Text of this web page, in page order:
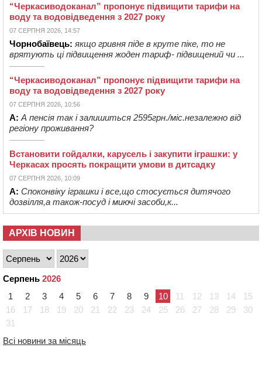
“Черкасиводоканал” пропонує підвищити тарифи на
воду та водовідведення з 2027 року
07 СЕРПНЯ 2026, 14:57
Чорнобаївець: якщо гривня піде в круте піке, то не
врятують ці підвищення жоден тариф- підвищений чи ...
“Черкасиводоканал” пропонує підвищити тарифи на
воду та водовідведення з 2027 року
07 СЕРПНЯ 2026, 10:56
А: А пенсія так і залишиться 2595грн./міс.незалежно від
регіону проживання?
Встановити гойдалки, карусель і закупити іграшки: у
Черкасах просять покращити умови в дитсадку
07 СЕРПНЯ 2026, 10:09
А: Споконвіку іграшки і все,що стосується дитячого
дозвілля,а також-посуд і миючі засоби,к...
АРХІВ НОВИН
Серпень 2026
1
2 3 4 5 6 7 8 9 10 11 12 13 14
15
16
17 18 19 20 21 22 23 24 25 26 27 28 29
30
31
Всі новини за місяць